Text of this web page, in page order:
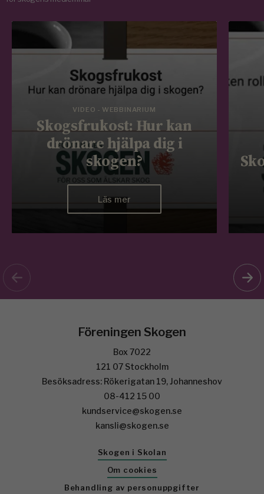
VIDEO - WEBBINARIUM
Skogsfrukost: Hur kan
drönare hjälpa dig i
skogen?
Läs mer
Föreningen Skogen
Box 7022
121 07 Stockholm
Besöksadress: Rökerigatan 19, Johanneshov
08-412 15 00
kundservice@skogen.se
kansli@skogen.se
Skogen i Skolan
Om cookies
Behandling av personuppgifter